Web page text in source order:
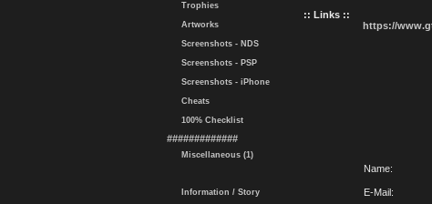
Trophies
Artworks
Screenshots - NDS
Screenshots - PSP
Screenshots - iPhone
Cheats
100% Checklist
#############
Miscellaneous (1)
Information / Story
:: Links ::
https://
Name:
E-Mail: